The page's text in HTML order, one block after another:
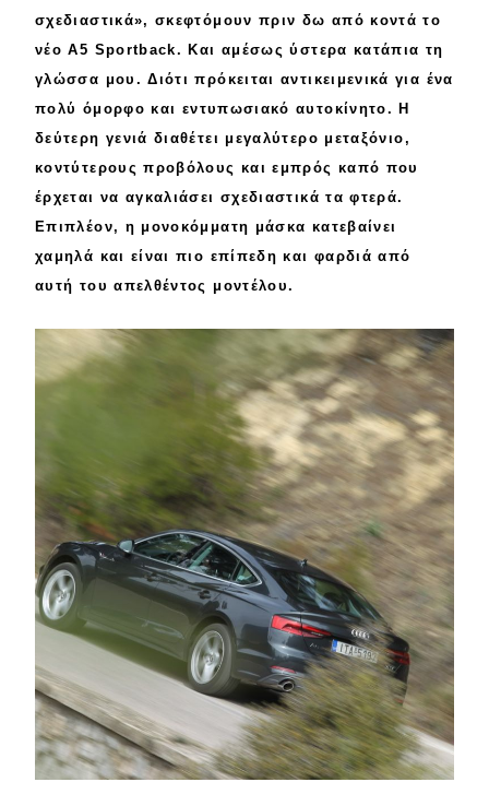
Formula 1
WRC
Motorsport
Eco
Νέα
Τεχνολογία
Σταθμοί φόρτισης
Νέα
Παρουσιάσεις
DRIVE Away
MOTO
Μεταχειρισμένο
Οδηγός αγοράς
σχεδιαστικά», σκεφτόμουν πριν δω από κοντά το
νέο A5 Sportback. Και αμέσως ύστερα κατάπια τη
γλώσσα μου. Διότι πρόκειται αντικειμενικά για ένα
πολύ όμορφοκαι εντυπωσιακό αυτοκίνητο.Η
δεύτερη γενιά διαθέτει μεγαλύτερο μεταξόνιο,
κοντύτερουςπροβόλους και εμπρός καπό που
έρχεται να αγκαλιάσει σχεδιαστικά τα φτερά.
Επιπλέον, η μονοκόμματη μάσκα κατεβαίνει
χαμηλά και είναι πιο επίπεδηκαι φαρδιά από
αυτή του απελθέντος μοντέλου.